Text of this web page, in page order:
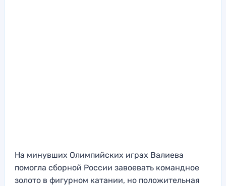
На минувших Олимпийских играх Валиева
помогла сборной России завоевать командное
золото в фигурном катании, но положительная